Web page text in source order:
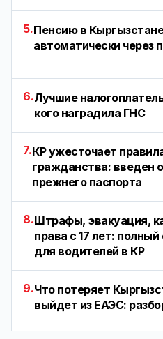
5.Пенсию в
автоматически через
6.Лучшие
кого наградила ГНС
7.КР ужесточает
гражданства: введен
прежнего паспорта
8.Штрафы, эвакуация,
права с 17 лет:
для водителей в КР
9.Что потеряет
выйдет из ЕАЭС: